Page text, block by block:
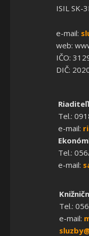
ISIL SK-
e-mail:
web:
IČO:
DIČ:
Tel.:
e-mail:
Tel.:
e-mail:
Tel.:
e-mail: